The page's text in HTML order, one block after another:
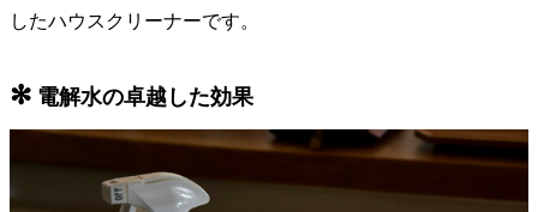
したハウスクリーナーです。
✻ 電解水の卓越した効果